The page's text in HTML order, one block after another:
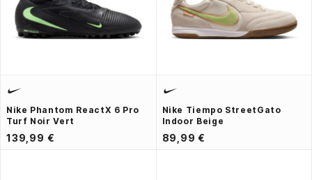
Nike Phantom ReactX 6 Pro
Turf Noir Vert
139,99 €
Nike Tiempo StreetGato
Indoor Beige
89,99 €